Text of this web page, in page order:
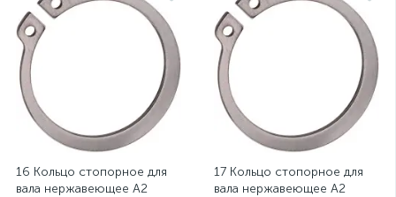
16 Кольцо стопорное для
вала нержавеющее А2
17 Кольцо стопорное для
вала нержавеющее А2